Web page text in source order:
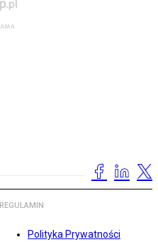
REGULAMIN
Polityka Prywatności